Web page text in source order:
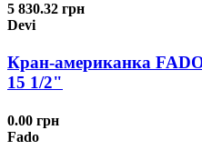
5 830.32 грн
Devi
Кран-американка
15 1/2"
0.00 грн
Fado